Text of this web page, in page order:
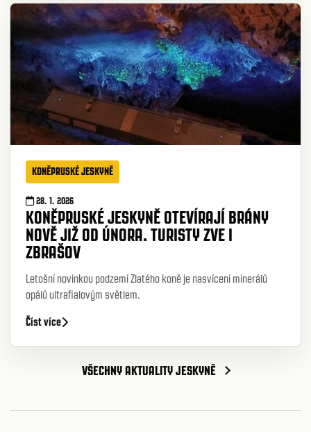
KONĚPRUSKÉ JESKYNĚ
28. 1. 2026
KONĚPRUSKÉ JESKYNĚ OTEVÍRAJÍ BRÁNY
NOVĚ JIŽ OD ÚNORA. TURISTY ZVE I
ZBRAŠOV
Letošní novinkou podzemí Zlatého koně je nasvícení minerálů
opálů ultrafialovým světlem.
Číst více
VŠECHNY AKTUALITY JESKYNĚ